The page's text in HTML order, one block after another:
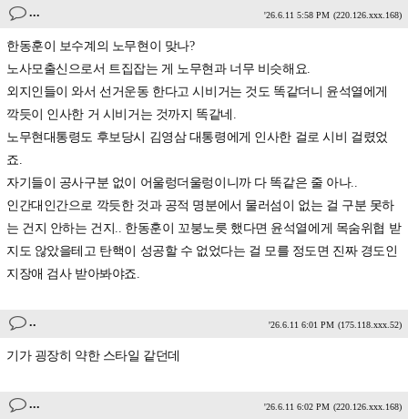
... '26.6.11 5:58 PM (220.126.xxx.168)
한동훈이 보수계의 노무현이 맞나?
노사모출신으로서 트집잡는 게 노무현과 너무 비슷해요.
외지인들이 와서 선거운동 한다고 시비거는 것도 똑같더니 윤석열에게
깍듯이 인사한 거 시비거는 것까지 똑같네.
노무현대통령도 후보당시 김영삼 대통령에게 인사한 걸로 시비 걸렸었
죠.
자기들이 공사구분 없이 어울렁더울렁이니까 다 똑같은 줄 아나..
인간대인간으로 깍듯한 것과 공적 명분에서 물러섬이 없는 걸 구분 못하
는 건지 안하는 건지.. 한동훈이 꼬붕노릇 했다면 윤석열에게 목숨위협 받
지도 않았을테고 탄핵이 성공할 수 없었다는 걸 모를 정도면 진짜 경도인
지장애 검사 받아봐야죠.
.. '26.6.11 6:01 PM (175.118.xxx.52)
기가 굉장히 약한 스타일 같던데
... '26.6.11 6:02 PM (220.126.xxx.168)